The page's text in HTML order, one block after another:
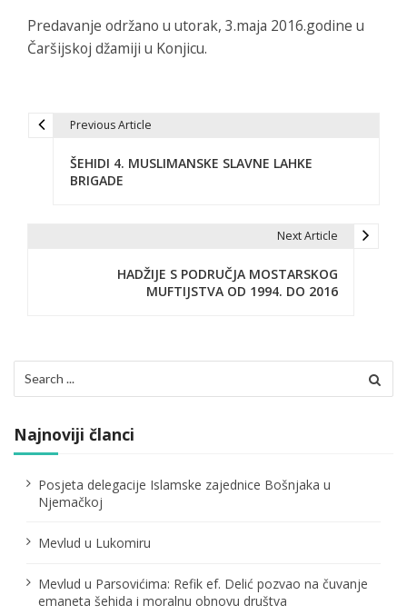
Predavanje održano u utorak, 3.maja 2016.godine u
Čaršijskoj džamiji u Konjicu.
i
j
a
a
a
Previous Article
ŠEHIDI 4. MUSLIMANSKE SLAVNE LAHKE
BRIGADE
Next Article
HADŽIJE S PODRUČJA MOSTARSKOG
MUFTIJSTVA OD 1994. DO 2016
for:
Najnoviji članci
Posjeta delegacije Islamske zajednice Bošnjaka u
Njemačkoj
Mevlud u Lukomiru
Mevlud u Parsovićima: Refik ef. Delić pozvao na čuvanje
emaneta šehida i moralnu obnovu društva